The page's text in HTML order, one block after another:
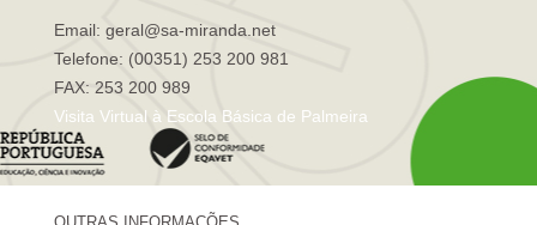
Email: geral@sa-miranda.net
Telefone: (00351) 253 200 981
FAX: 253 200 989
Visita Virtual à Escola Básica de Palmeira